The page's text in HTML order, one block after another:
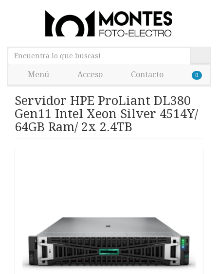
Menú Acceso Contacto 0
Servidor HPE ProLiant DL380
Gen11 Intel Xeon Silver 4514Y/
64GB Ram/ 2x 2.4TB